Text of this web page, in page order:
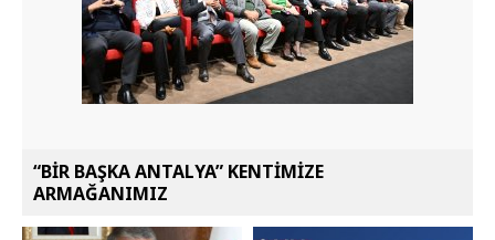
“BİR BAŞKA ANTALYA” KENTİMİZE
ARMAĞANIMIZ